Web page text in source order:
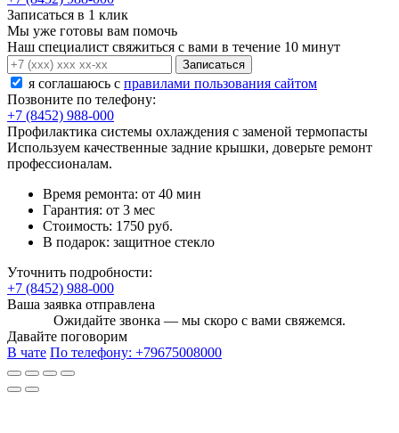
Записаться в 1 клик
Мы уже готовы вам помочь
Наш специалист свяжиться с вами в течение 10 минут
Записаться
я соглашаюсь c правилами пользования сайтом
Позвоните по телефону:
+7 (8452) 988-000
Профилактика системы охлаждения с заменой термопасты
Используем качественные задние крышки, доверьте ремонт
профессионалам.
Время ремонта: от 40 мин
Гарантия: от 3 мес
Стоимость: 1750 руб.
В подарок: защитное стекло
Уточнить подробности:
+7 (8452) 988-000
Ваша заявка отправлена
Ожидайте звонка — мы скоро с вами свяжемся.
Давайте поговорим
В чате По телефону: +79675008000